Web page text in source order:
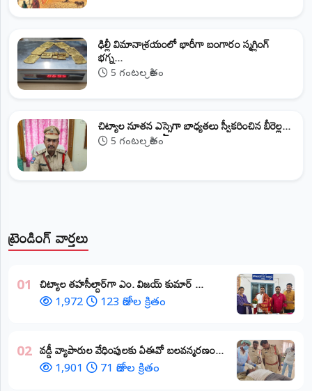
ట్రెండింగ్ వార్తలు
01 ​చిట్యాల తహసీల్దార్‌గా ఎం. విజయ్ కుమార్ ...
1,972 123 రోజుల క్రితం
02 వడ్డీ వ్యాపారుల వేధింపులకు ఏఈవో బలవన్మరణం...
1,901 71 రోజుల క్రితం
ఢిల్లీ విమానాశ్రయంలో భారీగా బంగారం స్మగ్లింగ్
భగ్న...
5 గంటల క్రితం
​చిట్యాల నూతన ఎస్సైగా బాధ్యతలు స్వీకరించిన బీరెల్ల...
5 గంటల క్రితం